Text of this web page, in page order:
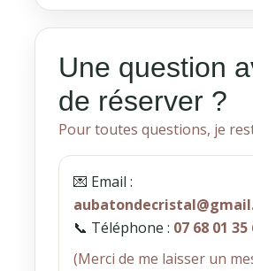
Une question
de réserver ?
Pour toutes questions, je
💌 Email :
📞 Téléphone : 07 68 01 35
(Merci de me laisser un